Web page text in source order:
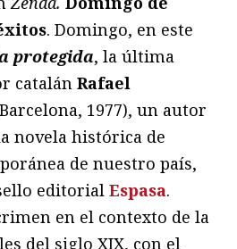
. Domingo, en este
protegida, la última
catalán Rafael
1977), un autor
novela histórica de
de nuestro país,
editorial Espasa.
en el contexto de la
del siglo XIX, con el